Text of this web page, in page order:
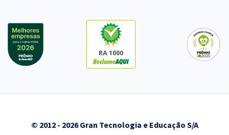
RA 1000
© 2012 - 2026 Gran Tecnologia e Educação S/A